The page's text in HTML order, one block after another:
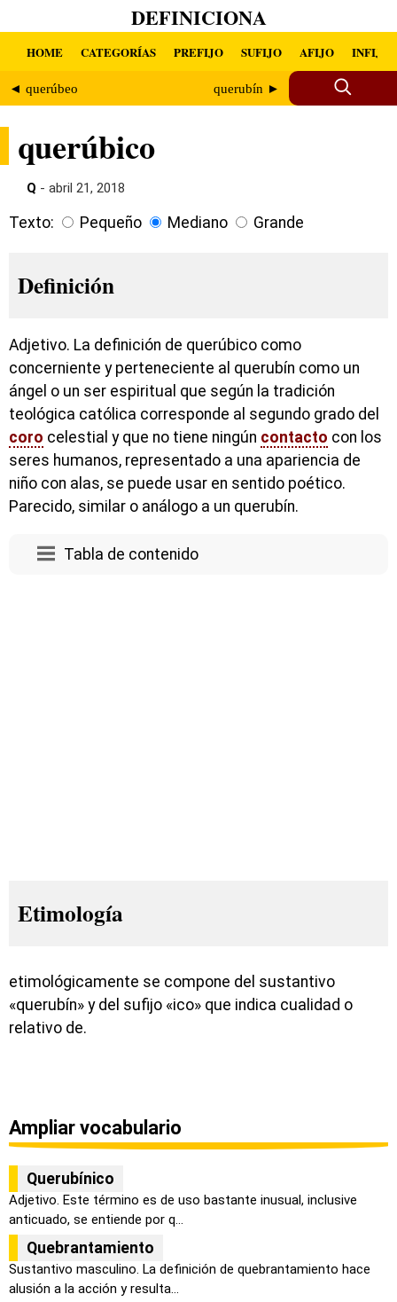
DEFINICIONA
HOME CATEGORÍAS PREFIJO SUFIJO AFIJO INFIJO
◄ querúbeo querubín ►
querúbico
Q - abril 21, 2018
Texto: Pequeño Mediano Grande
Definición
Adjetivo. La definición de querúbico como
concerniente y perteneciente al querubín como un
ángel o un ser espiritual que según la tradición
teológica católica corresponde al segundo grado del
coro celestial y que no tiene ningún contacto con los
seres humanos, representado a una apariencia de
niño con alas, se puede usar en sentido poético.
Parecido, similar o análogo a un querubín.
Tabla de contenido
Etimología
etimológicamente se compone del sustantivo
«querubín» y del sufijo «ico» que indica cualidad o
relativo de.
Ampliar vocabulario
Querubínico
Adjetivo. Este término es de uso bastante inusual, inclusive
anticuado, se entiende por q...
Quebrantamiento
Sustantivo masculino. La definición de quebrantamiento hace
alusión a la acción y resulta...